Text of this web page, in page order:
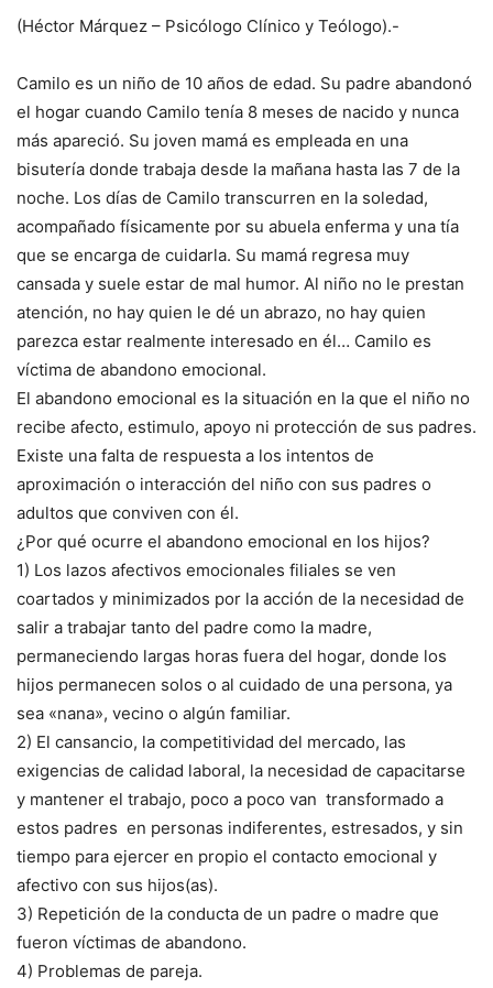
(Héctor Márquez – Psicólogo Clínico y Teólogo).-
Camilo es un niño de 10 años de edad. Su padre abandonó
el hogar cuando Camilo tenía 8 meses de nacido y nunca
más apareció. Su joven mamá es empleada en una
bisutería donde trabaja desde la mañana hasta las 7 de la
noche. Los días de Camilo transcurren en la soledad,
acompañado físicamente por su abuela enferma y una tía
que se encarga de cuidarla. Su mamá regresa muy
cansada y suele estar de mal humor. Al niño no le prestan
atención, no hay quien le dé un abrazo, no hay quien
parezca estar realmente interesado en él… Camilo es
víctima de abandono emocional.
El abandono emocional es la situación en la que el niño no
recibe afecto, estimulo, apoyo ni protección de sus padres.
Existe una falta de respuesta a los intentos de
aproximación o interacción del niño con sus padres o
adultos que conviven con él.
¿Por qué ocurre el abandono emocional en los hijos?
1) Los lazos afectivos emocionales filiales se ven
coartados y minimizados por la acción de la necesidad de
salir a trabajar tanto del padre como la madre,
permaneciendo largas horas fuera del hogar, donde los
hijos permanecen solos o al cuidado de una persona, ya
sea «nana», vecino o algún familiar.
2) El cansancio, la competitividad del mercado, las
exigencias de calidad laboral, la necesidad de capacitarse
y mantener el trabajo, poco a poco van transformado a
estos padres en personas indiferentes, estresados, y sin
tiempo para ejercer en propio el contacto emocional y
afectivo con sus hijos(as).
3) Repetición de la conducta de un padre o madre que
fueron víctimas de abandono.
4) Problemas de pareja.